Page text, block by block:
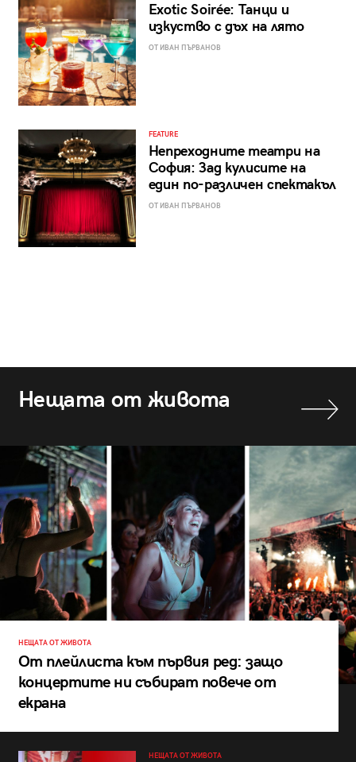
Exotic Soirée: Танци и
изкуство с дъх на лято
ОТ ИВАН ПЪРВАНОВ
FEATURE
Непреходните театри на
София: Зад кулисите на
един по-различен спектакъл
ОТ ИВАН ПЪРВАНОВ
Нещата от живота
НЕЩАТА ОТ ЖИВОТА
От плейлиста към първия ред: защо
концертите ни събират повече от
екрана
НЕЩАТА ОТ ЖИВОТА